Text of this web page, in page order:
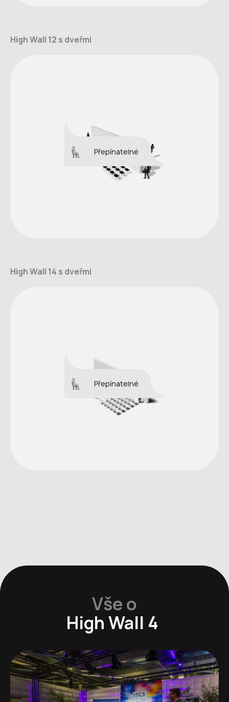
High Wall 12 s dveřmi
Přepínatelné
High Wall 14 s dveřmi
Přepínatelné
Vše o
High Wall 4